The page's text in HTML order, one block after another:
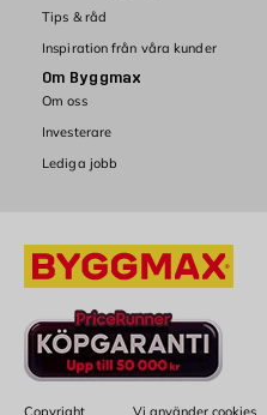
Tips & råd
Inspiration från våra kunder
Om Byggmax
Om oss
Investerare
Lediga jobb
Copyright Vi använder cookies